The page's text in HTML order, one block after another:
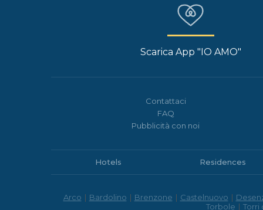
Scarica App "IO AMO"
Contattaci
FAQ
Pubblicità con noi
Hotels Residences
Arco | Bardolino | Brenzone | Castelnuovo |
Torbole | Torri